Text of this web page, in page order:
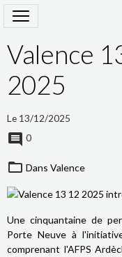
Valence
2025
Le 13/12/2025
0
Dans Valence
Une cinquantaine de
Porte Neuve à
comprenant l'AFPS